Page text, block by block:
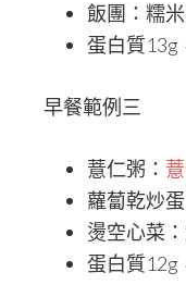
飯團：糯
蛋白質13g
早餐範例三
薏仁粥：
蘿蔔乾炒
燙空心菜
蛋白質12g